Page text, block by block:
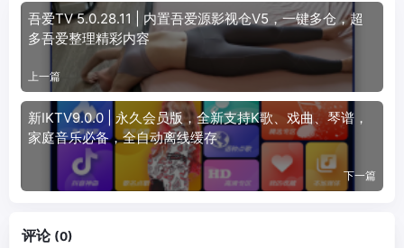
吾爱TV 5.0.28.11 | 内置吾爱源影视仓V5，一键多仓，超
多吾爱整理精彩内容
上一篇
新IKTV9.0.0 | 永久会员版，全新支持K歌、戏曲、琴谱，
家庭音乐必备，全自动离线缓存
下一篇
评论 (0)